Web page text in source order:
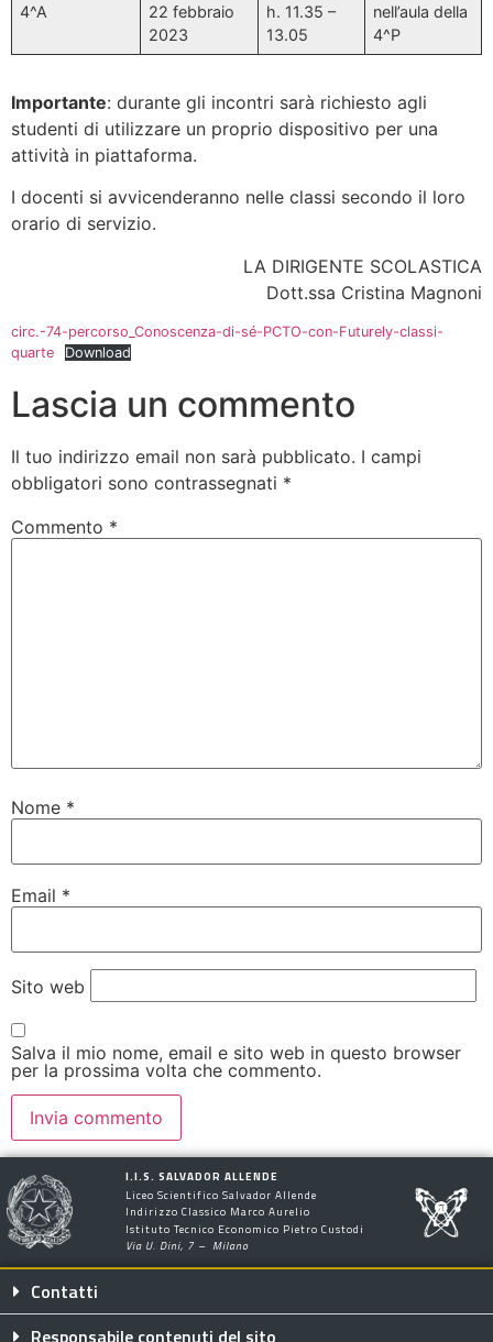
4^A
22 febbraio
2023
h. 11.35 –
13.05
nell’aula della
4^P
Importante: durante gli incontri sarà richiesto agli
studenti di utilizzare un proprio dispositivo per una
attività in piattaforma.
I docenti si avvicenderanno nelle classi secondo il loro
orario di servizio.
LA DIRIGENTE SCOLASTICA
Dott.ssa Cristina Magnoni
circ.-74-percorso_Conoscenza-di-sé-PCTO-con-Futurely-classi-
quarte
Download
Lascia un commento
Il tuo indirizzo email non sarà pubblicato. I campi
obbligatori sono contrassegnati *
Commento *
Nome *
Email *
Sito web
Salva il mio nome, email e sito web in questo browser
per la prossima volta che commento.
I.I.S. SALVADOR ALLENDE
Liceo Scientifico Salvador Allende
Indirizzo Classico Marco Aurelio
Istituto Tecnico Economico Pietro Custodi
Via U. Dini, 7 – Milano
Contatti
Responsabile contenuti del sito